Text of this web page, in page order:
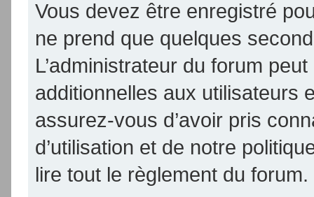
Vous devez être enregistré
ne prend que quelques
L’administrateur du forum
additionnelles aux utilisateurs
assurez-vous d’avoir pris
d’utilisation et de notre
lire tout le règlement du forum.